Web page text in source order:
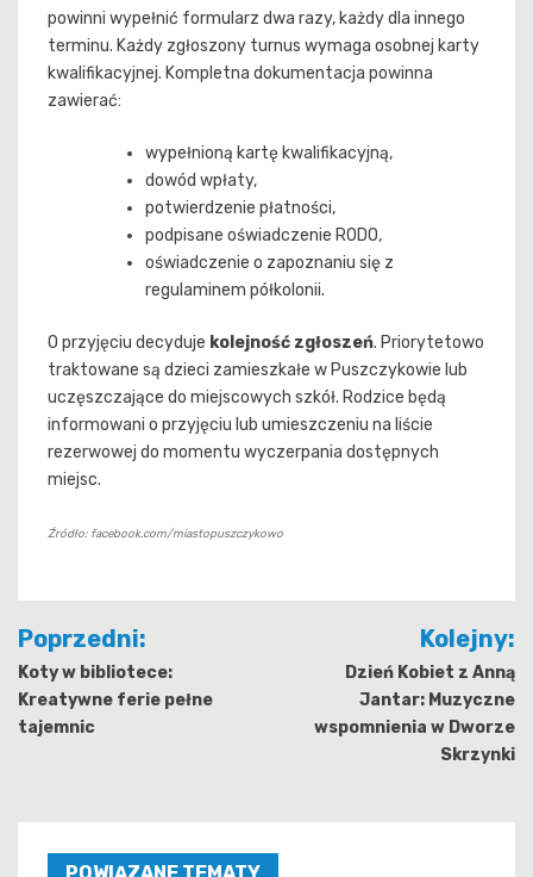
powinni wypełnić formularz dwa razy, każdy dla innego
terminu. Każdy zgłoszony turnus wymaga osobnej karty
kwalifikacyjnej. Kompletna dokumentacja powinna
zawierać:
wypełnioną kartę kwalifikacyjną,
dowód wpłaty,
potwierdzenie płatności,
podpisane oświadczenie RODO,
oświadczenie o zapoznaniu się z
regulaminem półkolonii.
O przyjęciu decyduje kolejność zgłoszeń. Priorytetowo
traktowane są dzieci zamieszkałe w Puszczykowie lub
uczęszczające do miejscowych szkół. Rodzice będą
informowani o przyjęciu lub umieszczeniu na liście
rezerwowej do momentu wyczerpania dostępnych
miejsc.
Źródło: facebook.com/miastopuszczykowo
Nawigacja
wpisu
Poprzedni:
Koty w bibliotece:
Kreatywne ferie pełne
tajemnic
Kolejny:
Dzień Kobiet z Anną
Jantar: Muzyczne
wspomnienia w Dworze
Skrzynki